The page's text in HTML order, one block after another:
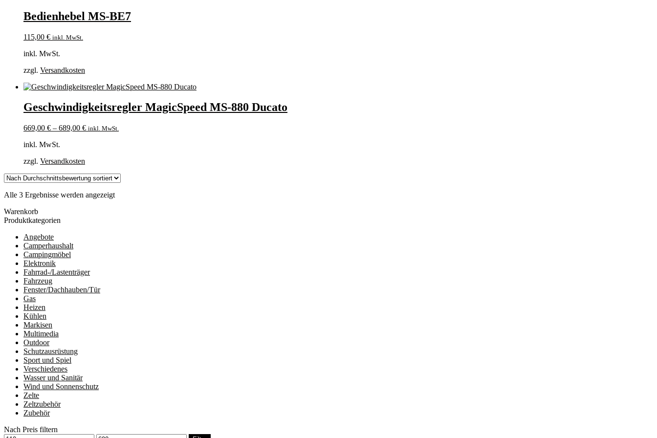
Bedienhebel MS-BE7
115,00 € inkl. MwSt.
inkl. MwSt.
zzgl. Versandkosten
Geschwindigkeitsregler MagicSpeed MS-880 Ducato
669,00 € – 689,00 € inkl. MwSt.
inkl. MwSt.
zzgl. Versandkosten
Alle 3 Ergebnisse werden angezeigtNach
Warenkorb
Produktkategorien
Angebote
Camperhaushalt
Campingmöbel
Elektronik
Fahrrad-/Lastenträger
Fahrzeug
Fenster/Dachhauben/Tür
Gas
Heizen
Kühlen
Markisen
Multimedia
Outdoor
Schutzausrüstung
Sport und Spiel
Verschiedenes
Wasser und Sanitär
Wind und Sonnenschutz
Zelte
Zeltzubehör
Zubehör
Nach Preis filtern